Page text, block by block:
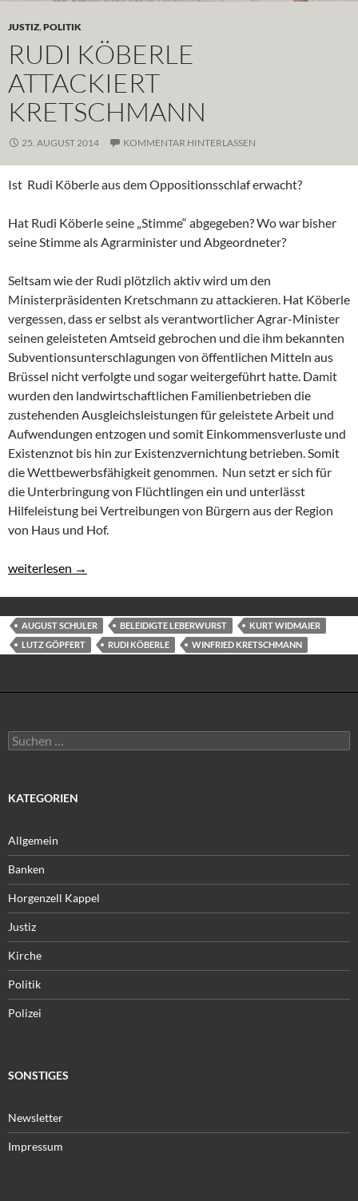
JUSTIZ,POLITIK
RUDI KÖBERLE
ATTACKIERT
KRETSCHMANN
25. AUGUST 2014 KOMMENTAR HINTERLASSEN
Ist Rudi Köberle aus dem Oppositionsschlaf erwacht?
Hat Rudi Köberle seine „Stimme“ abgegeben? Wo war bisher
seine Stimme als Agrarminister und Abgeordneter?
Seltsam wie der Rudi plötzlich aktiv wird um den
Ministerpräsidenten Kretschmann zu attackieren. Hat Köberle
vergessen, dass er selbst als verantwortlicher Agrar-Minister
seinen geleisteten Amtseid gebrochen und die ihm bekannten
Subventionsunterschlagungen von öffentlichen Mitteln aus
Brüssel nicht verfolgte und sogar weitergeführt hatte. Damit
wurden den landwirtschaftlichen Familienbetrieben die
zustehenden Ausgleichsleistungen für geleistete Arbeit und
Aufwendungen entzogen und somit Einkommensverluste und
Existenznot bis hin zur Existenzvernichtung betrieben. Somit
die Wettbewerbsfähigkeit genommen. Nun setzt er sich für
die Unterbringung von Flüchtlingen ein und unterlässt
Hilfeleistung bei Vertreibungen von Bürgern aus der Region
von Haus und Hof.
Rudi Köberle attackiert Kretschmann
weiterlesen →
AUGUST SCHULER BELEIDIGTE LEBERWURST
KURT WIDMAIER
LUTZ GÖPFERT
RUDI KÖBERLE WINFRIED KRETSCHMANN
Suchen
nach:
KATEGORIEN
Allgemein
Banken
Horgenzell Kappel
Justiz
Kirche
Politik
Polizei
SONSTIGES
Newsletter
Impressum